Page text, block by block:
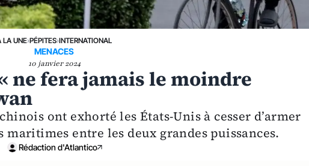
LA UNE›PÉPITES›INTERNATIONAL
MENACES
10 janvier 2024
ne fera jamais le moindre
ont exhorté les États-Unis à cesser d’armer
entre les deux grandes puissances.
Rédaction d'Atlantico